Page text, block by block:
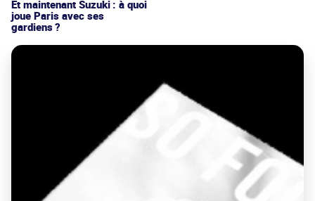
Et maintenant Suzuki : à quoi
joue Paris avec ses
gardiens ?